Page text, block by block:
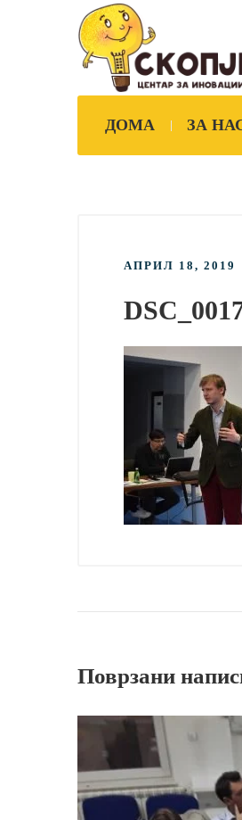
ДОМА ЗА
АПРИЛ 18, 2019
Поврзани